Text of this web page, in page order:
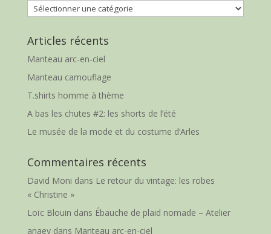
Catégories
Articles récents
Manteau arc-en-ciel
Manteau camouflage
T.shirts homme à thème
A bas les chutes #2: les shorts de l’été
Le musée de la mode et du costume d’Arles
Commentaires récents
David Moni dans Le retour du vintage: les robes
« Christine »
Loïc Blouin dans Ébauche de plaid nomade – Atelier
anaeydans Manteau arc-en-ciel